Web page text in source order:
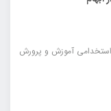
استخدامی آموزش و پرورش